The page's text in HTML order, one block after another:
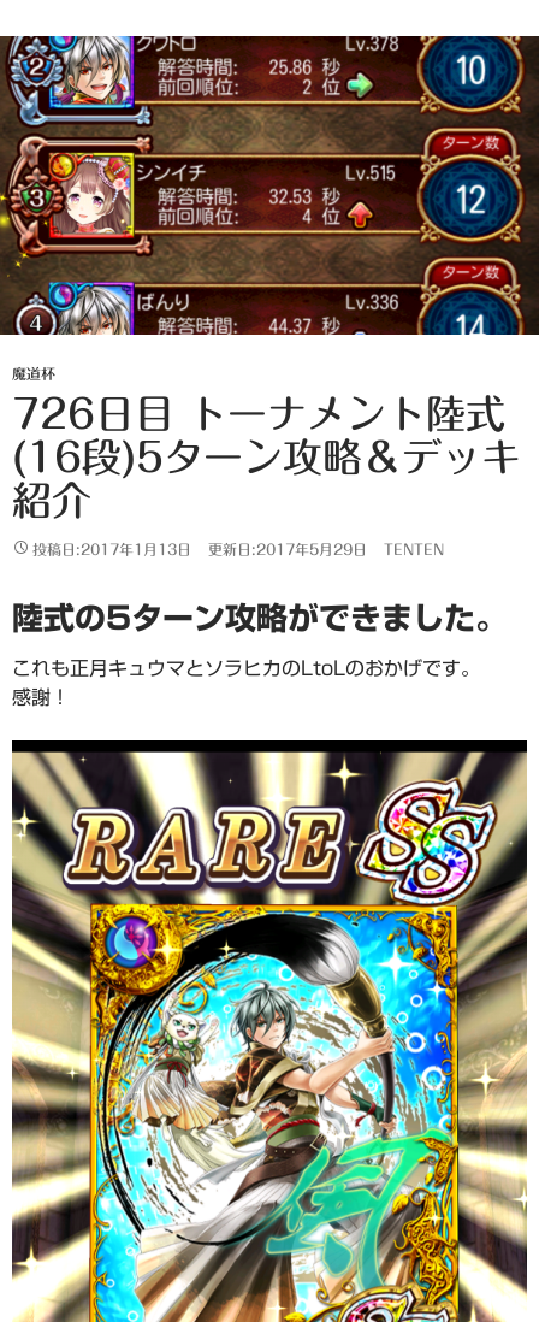
魔道杯
726日目 トーナメント陸式
(16段)5ターン攻略＆デッキ
紹介
投稿日:2017年1月13日 更新日:2017年5月29日 TENTEN
陸式の5ターン攻略ができました。
これも正月キュウマとソラヒカのLtoLのおかげです。
感謝！